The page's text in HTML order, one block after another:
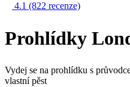
4.1 (822 recenze)
Prohlídky
Vydej se na prohlídku s
vlastní pěst